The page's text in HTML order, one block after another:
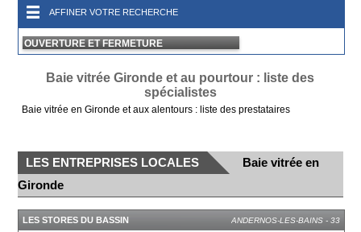
AFFINER VOTRE RECHERCHE
OUVERTURE ET FERMETURE
Baie vitrée Gironde et au pourtour : liste des
spécialistes
Baie vitrée en Gironde et aux alentours : liste des prestataires
LES ENTREPRISES LOCALES
Baie vitrée en
Gironde
LES STORES DU BASSIN ANDERNOS-LES-BAINS - 33